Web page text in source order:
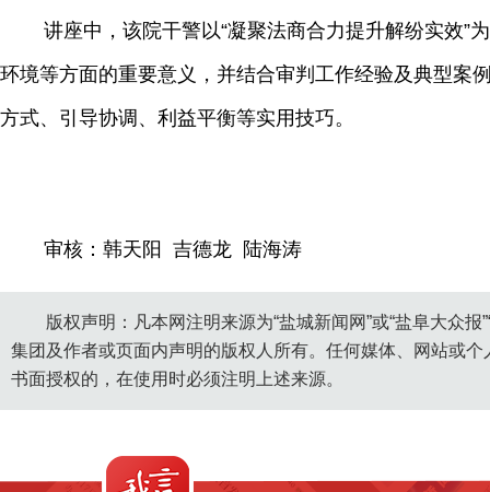
讲座中，该院干警以“凝聚法商合力提升解纷实效”
环境等方面的重要意义，并结合审判工作经验及典型案
方式、引导协调、利益平衡等实用技巧。
审核：韩天阳 吉德龙 陆海涛
版权声明：凡本网注明来源为“盐城新闻网”或“盐阜大众
集团及作者或页面内声明的版权人所有。任何媒体、网站或
书面授权的，在使用时必须注明上述来源。